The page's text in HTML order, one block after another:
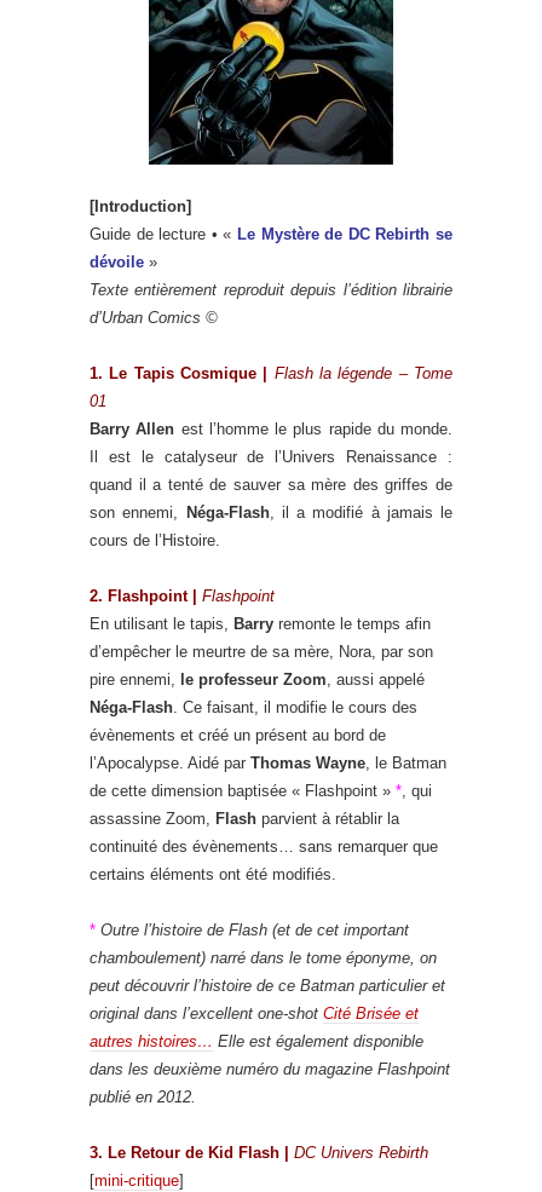
[Introduction]
Guide de lecture • « Le Mystère de DC Rebirth se
dévoile »
Texte entièrement reproduit depuis l’édition librairie
d’Urban Comics ©
1. Le Tapis Cosmique | Flash la légende – Tome
01
Barry Allen est l’homme le plus rapide du monde.
Il est le catalyseur de l’Univers Renaissance :
quand il a tenté de sauver sa mère des griffes de
son ennemi,
Néga-Flash, il a modifié à jamais le
cours de l’Histoire.
2. Flashpoint | Flashpoint
En utilisant le tapis, Barry remonte le temps afin
d’empêcher le meurtre de sa mère, Nora, par son
pire ennemi, le professeur Zoom, aussi appelé
Néga-Flash. Ce faisant, il modifie le cours des
évènements et créé un présent au bord de
l’Apocalypse. Aidé par Thomas Wayne, le Batman
de cette dimension baptisée « Flashpoint » *, qui
assassine Zoom, Flash parvient à rétablir la
continuité des évènements… sans remarquer que
certains éléments ont été modifiés.
* Outre l’histoire de Flash (et de cet important
chamboulement) narré dans le tome éponyme, on
peut découvrir l’histoire de ce Batman particulier et
original dans l’excellent one-shot Cité Brisée et
autres histoires… Elle est également disponible
dans les deuxième numéro du magazine Flashpoint
publié en 2012.
3. Le Retour de Kid Flash | DC Univers Rebirth
[mini-critique]